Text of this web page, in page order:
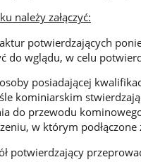
należy załączyć:
potwierdzających
do wglądu, w celu
posiadającej
kominiarskim
do przewodu
w którym podłączone
potwierdzający